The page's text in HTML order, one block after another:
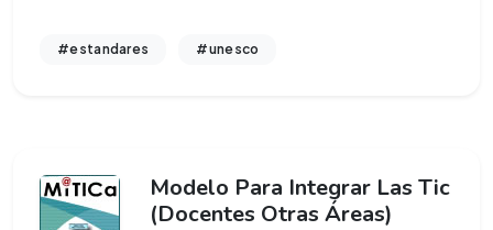
#estandares #unesco
Modelo Para Integrar Las Tic
(Docentes Otras Áreas)